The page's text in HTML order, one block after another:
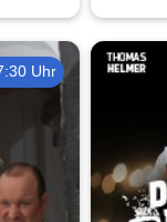
Uhr